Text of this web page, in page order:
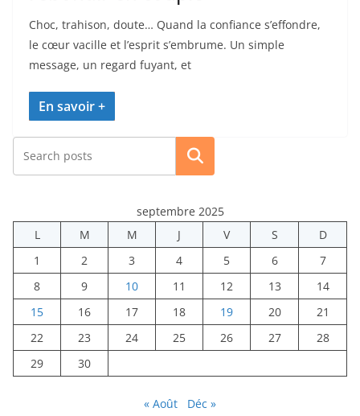
Choc, trahison, doute… Quand la confiance s’effondre,
le cœur vacille et l’esprit s’embrume. Un simple
message, un regard fuyant, et
Rechercher
septembre 2025
L
M M J V S
D
1
2 3 4 5 6
7
8
9 10 11 12 13
14
15
16 17 18 19 20
21
22
23 24 25 26 27
28
29
30
« Août Déc »